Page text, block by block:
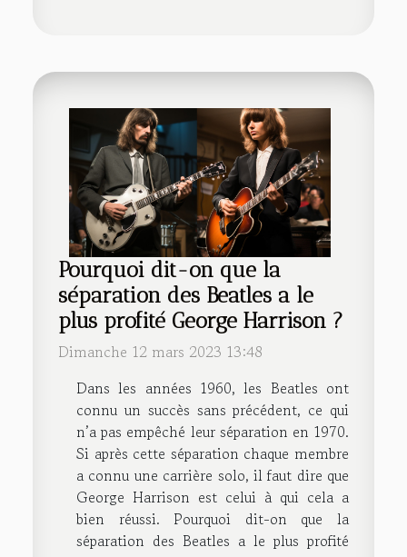
Pourquoi dit-on que la
séparation des Beatles a le
plus profité George Harrison ?
Dimanche 12 mars 2023 13:48
Dans les années 1960, les Beatles ont
connu un succès sans précédent, ce qui
n’a pas empêché leur séparation en 1970.
Si après cette séparation chaque membre
a connu une carrière solo, il faut dire que
George Harrison est celui à qui cela a
bien réussi. Pourquoi dit-on que la
séparation des Beatles a le plus profité